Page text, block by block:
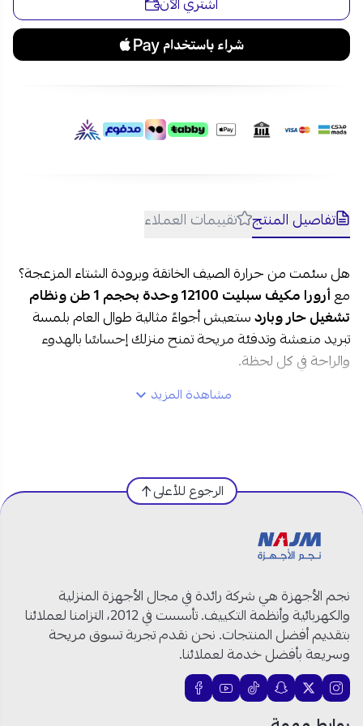
وحدة بحجم 1 طن ونظام تشغيل حار وبارد عبر متجر نجم مع
الشحن السريع والآمن داخل السعودية وإمكانية الدفع بالتقسيط
المريح على 4 دفعات بدون فوائد عبر تمارا وتابي.
1- هل مكيف ارورا 12100 وحدة مناسب لغرف النوم؟
نعم، يتميز مكيف ارورا سبليت بتشغيل هادئ ومستوى ضوضاء
2- هل مكيف ارورا AR-12MVH موفر للكهرباء؟
نعم، بفضل ضاغط GMCC ROTARY عالي الكفاءة، يوفر المكيف
على تقليل فاتورة الكهرباء عند الاستخدام اليومي.
تفاصيل المنتج تقييمات العملاء
هل سئمت من حرارة الصيف الخانقة وبرودة الشتاء المزعجة؟
مع
أرورا مكيف سبليت 12100 وحدة بحجم 1 طن ونظام
تشغيل حار وباردستعيش أجواءً مثالية طوال العام بلمسة
تبريد منعشة وتدفئة مريحة تمنح منزلك إحساسًا بالهدوء
والراحة في كل لحظة.
رقم الموديل:AR-12MVH
النوع:مكيف سبليت
نظام التشغيل:حار وبارد
سعة التبريد:
الحجم:
سعة التدفئة:10500 وحدة حرارية
قدرة التدفئة:3080 واط
تدفق الهواء الداخلي:950 م³/ساعة
مستوى الضوضاء الداخلي:
مستوى الضوضاء الخارجي:
نوع الضاغط:GMCC ROTARY
مشاهدة المزيد
الرجوع للأعلى
نجم الأجهزة هي شركة رائدة في مجال الأجهزة المنزلية
والكهربائية وأنظمة التكييف. تأسست في 2012، التزامنا لعملائنا
بتقديم أفضل المنتجات. نحن نقدم تجربة تسوق مريحة
وسريعة بأفضل خدمة لعملائنا.